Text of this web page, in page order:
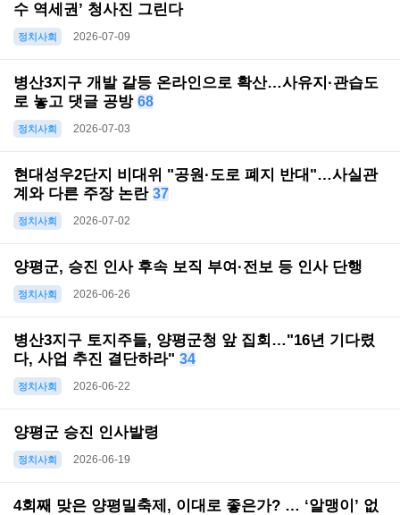
수 역세권’ 청사진 그린다
정치사회 2026-07-09
병산3지구 개발 갈등 온라인으로 확산…사유지·관습도
로 놓고 댓글 공방 68
정치사회 2026-07-03
현대성우2단지 비대위 "공원·도로 폐지 반대"…사실관
계와 다른 주장 논란 37
정치사회 2026-07-02
양평군, 승진 인사 후속 보직 부여·전보 등 인사 단행
정치사회 2026-06-26
병산3지구 토지주들, 양평군청 앞 집회…"16년 기다렸
다, 사업 추진 결단하라" 34
정치사회 2026-06-22
양평군 승진 인사발령
정치사회 2026-06-19
4회째 맞은 양평밀축제, 이대로 좋은가? … ‘알맹이’ 없